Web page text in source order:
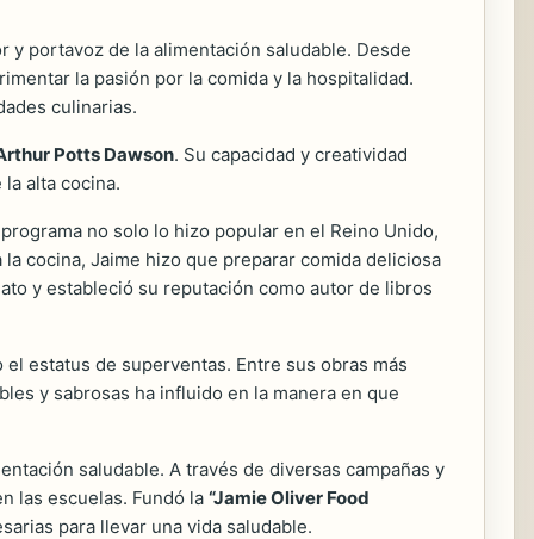
y portavoz de la alimentación saludable. Desde
la pasión por la comida y la hospitalidad.
culinarias.
Potts Dawson. Su capacidad y creatividad
alta cocina.
no solo lo hizo popular en el Reino Unido,
cocina, Jaime hizo que preparar comida deliciosa
y estableció su reputación como autor de libros
estatus de superventas. Entre sus obras más
y sabrosas ha influido en la manera en que
saludable. A través de diversas campañas y
las escuelas. Fundó la “Jamie Oliver Food
para llevar una vida saludable.